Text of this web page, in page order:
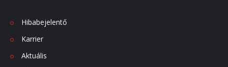
Hibabejelentő
Karrier
Aktuális